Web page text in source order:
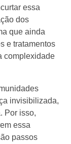
essa
dos
que ainda
e tratamentos
complexidade
invisibilizada,
Por isso,
essa
passos